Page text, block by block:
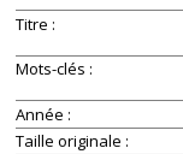
Titre
Mots-clés
Année
Taille originale